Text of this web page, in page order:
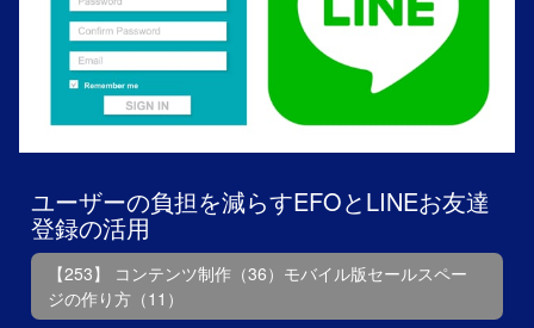
ユーザーの負担を減らすEFOとLINEお友達
登録の活用
【253】 コンテンツ制作（36）モバイル版セールスペー
ジの作り方（11）